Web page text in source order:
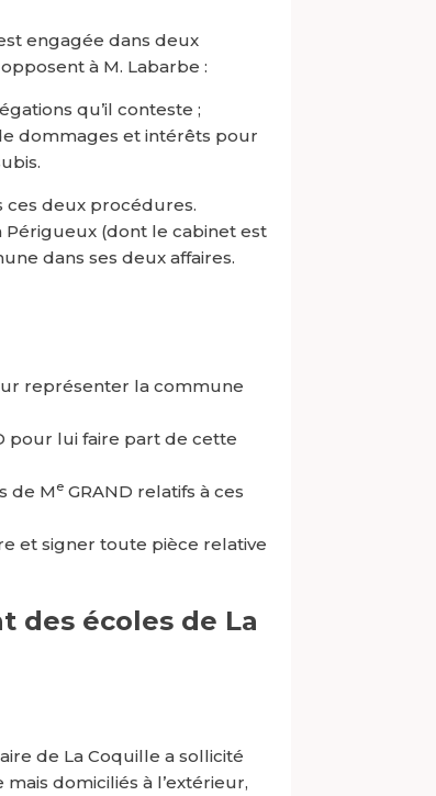
engagée dans deux
à M. Labarbe :
qu’il conteste ;
dommages et intérêts pour
ces deux procédures.
Périgueux (dont le cabinet est
dans ses deux affaires.
représenter la commune
pour lui faire part de cette
de Me GRAND relatifs à ces
et signer toute pièce relative
des écoles de La
de La Coquille a sollicité
domiciliés à l’extérieur,